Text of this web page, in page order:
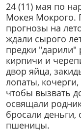
24 (11) мая по
Мокея Мокрого.
прогнозы на
ждали сырого
предки "дарили"
кирпичи и
двор яйца,
лопаты,
чтобы вызвать
освящали
бросали деньги,
пшеницы.